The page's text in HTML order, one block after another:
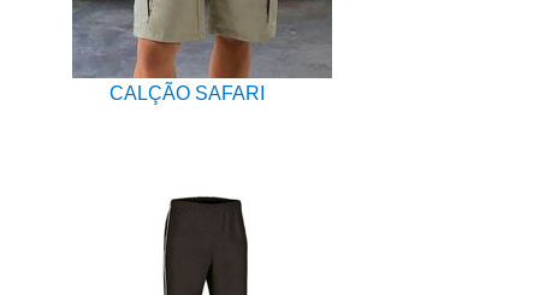
CALÇÃO SAFARI